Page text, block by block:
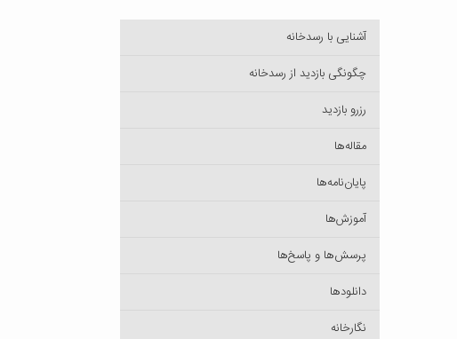
آشنایی با رسدخانه
چگونگی بازدید از رسدخانه
رزرو بازدید
مقاله‌ها
پایان‌نامه‌ها
آموزش‌ها
پرسش‌ها و پاسخ‌ها
دانلودها
نگارخانه